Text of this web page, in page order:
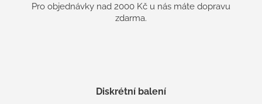
Pro objednávky nad 2000 Kč u nás máte dopravu
zdarma.
Diskrétní balení